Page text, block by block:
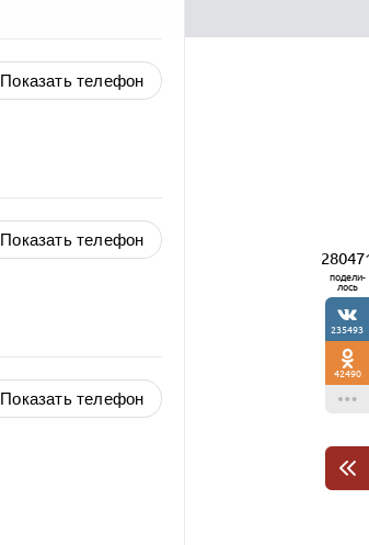
Показать телефон
Показать телефон
Показать телефон
подели-
лось
235493
42490